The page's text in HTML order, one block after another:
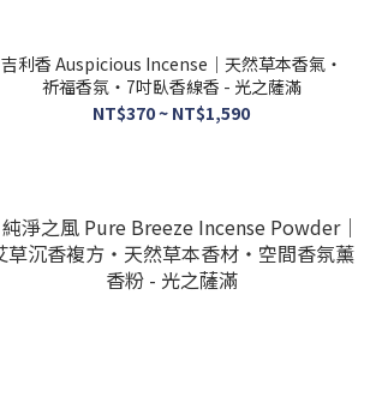
吉利香 Auspicious Incense｜天然草本香氣・
祈福香氛・7吋臥香線香 - 光之薩滿
NT$370 ~ NT$1,590